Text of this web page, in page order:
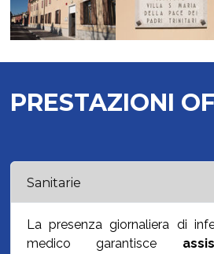
PRESTAZIONI
Sanitarie
La presenza giornaliera di
medico garantisce